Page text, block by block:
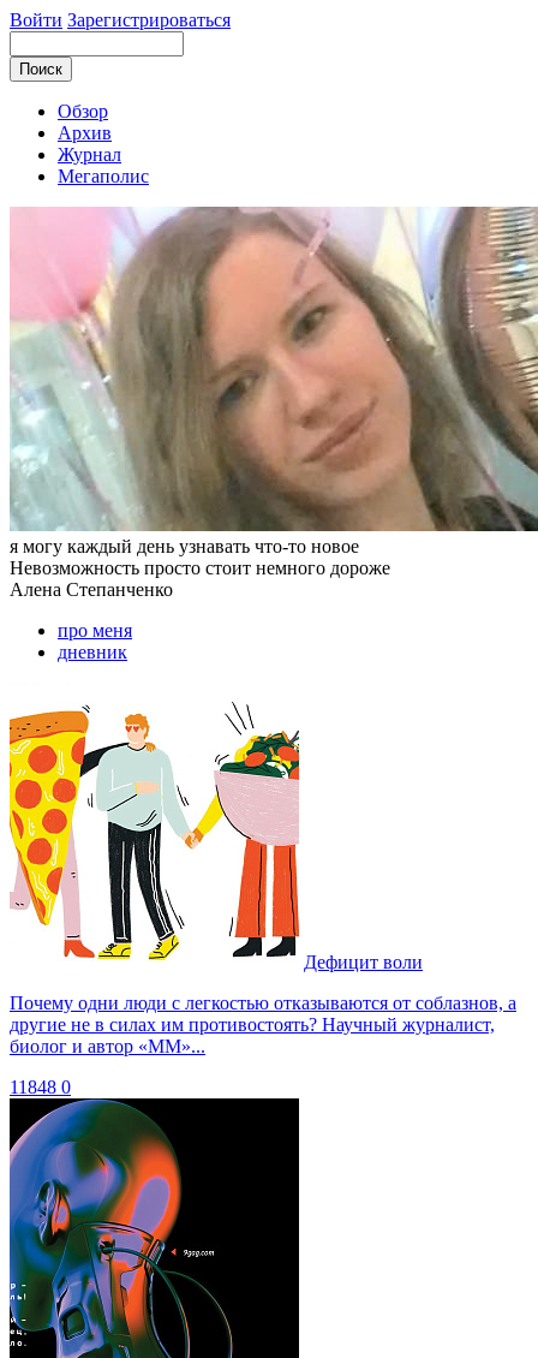
Войти Зарегистрироваться
Обзор
Архив
Журнал
Мегаполис
я могу каждый день узнавать что-то новое
Невозможность просто стоит немного дороже
Алена Степанченко
про меня
дневник
Дефицит воли
Почему одни люди с легкостью отказываются от соблазнов, а
другие не в силах им противостоять? Научный журналист,
биолог и автор «ММ»...
11848 0